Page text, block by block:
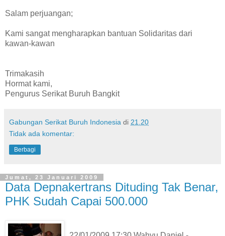
Salam perjuangan;
Kami sangat mengharapkan bantuan Solidaritas dari
kawan-kawan
Trimakasih
Hormat kami,
Pengurus Serikat Buruh Bangkit
Gabungan Serikat Buruh Indonesia di 21.20
Tidak ada komentar:
Berbagi
Jumat, 23 Januari 2009
Data Depnakertrans Dituding Tak Benar,
PHK Sudah Capai 500.000